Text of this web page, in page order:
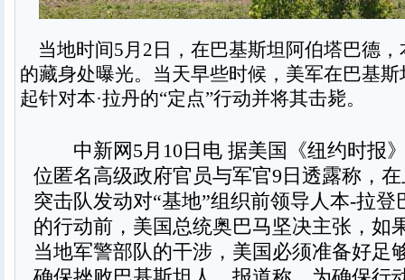
当地时间5月2日，在巴基斯坦阿伯塔巴德，
的藏身处曝光。当天早些时候，美军在巴基
起针对本·拉丹的“定点”行动并将其击毙。
中新网5月10日电 据美国《纽约时报
位匿名高级政府官员与军官9日透露称，
突击队发动对“基地”组织前领导人本-拉登
的行动前，美国总统奥巴马坚决主张，如
当地军警部队的干涉，美国必须准备好足